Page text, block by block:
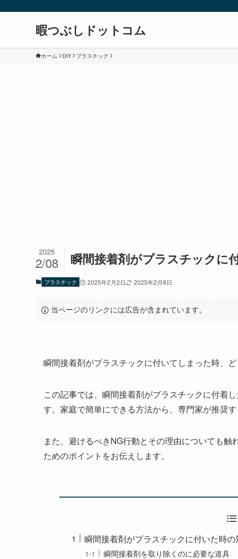
暇つぶしドットコム
ホーム DIY プラスチック
瞬間接着剤がプラスチックに
2025
2/08
プラスチック 2025年2月2日 2025年2月8日
当ページのリンクには広告が含まれています。
瞬間接着剤がプラスチックに付いてしまった時、
この記事では、瞬間接着剤がプラスチックに付着
す。家庭で簡単にできる方法から、専門家が推奨
また、避けるべきNG行動とその理由についても
ためのポイントをお伝えします。
瞬間接着剤がプラスチックに付いた時
瞬間接着剤を取り除くのに必要な道具